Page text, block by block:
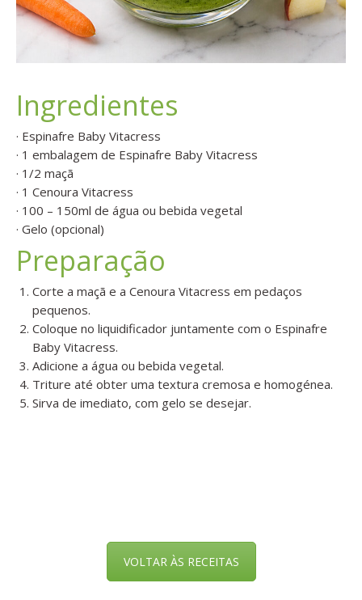
Ingredientes
· Espinafre Baby Vitacress
· 1 embalagem de Espinafre Baby Vitacress
· 1/2 maçã
· 1 Cenoura Vitacress
· 100 – 150ml de água ou bebida vegetal
· Gelo (opcional)
Preparação
Corte a maçã e a Cenoura Vitacress em pedaços
pequenos.
Coloque no liquidificador juntamente com o Espinafre
Baby Vitacress.
Adicione a água ou bebida vegetal.
Triture até obter uma textura cremosa e homogénea.
Sirva de imediato, com gelo se desejar.
VOLTAR ÀS RECEITAS